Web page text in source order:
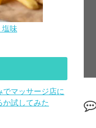
塩味
でマッサージ店に
か試してみた